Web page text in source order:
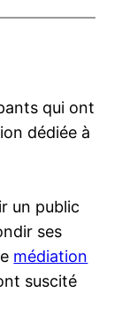
qui ont
dédiée à
un public
ses
médiation
suscité